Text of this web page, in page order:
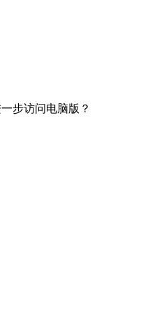
步访问电脑版？